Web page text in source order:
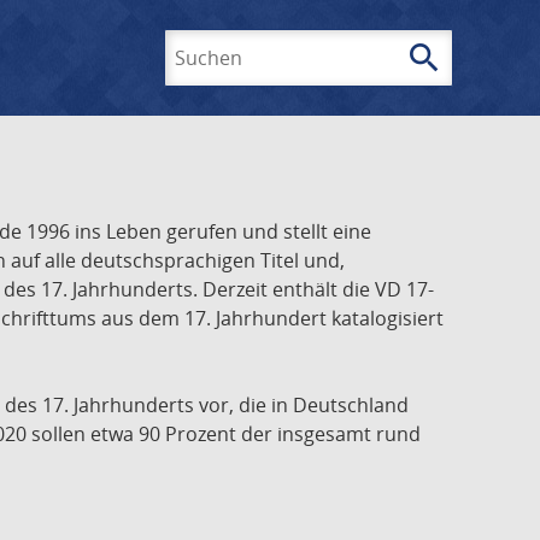
search
1996 ins Leben gerufen und stellt eine
alle deutschsprachigen Titel und,
17. Jahrhunderts. Derzeit enthält die VD 17-
aus dem 17. Jahrhundert katalogisiert
17. Jahrhunderts vor, die in Deutschland
sollen etwa 90 Prozent der insgesamt rund